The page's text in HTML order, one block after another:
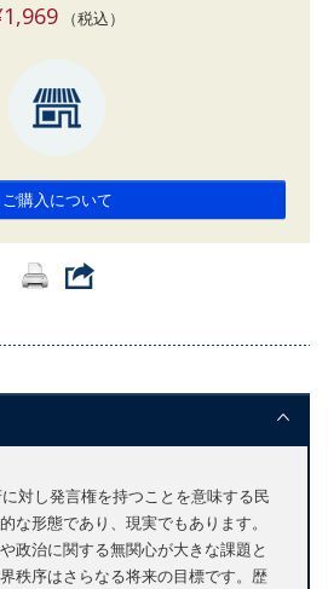
（税込）
ご購入について
対し発言権を持つことを意味する民
な形態であり、現実でもあります。
政治に関する無関心が大きな課題と
秩序はさらなる将来の目標です。歴